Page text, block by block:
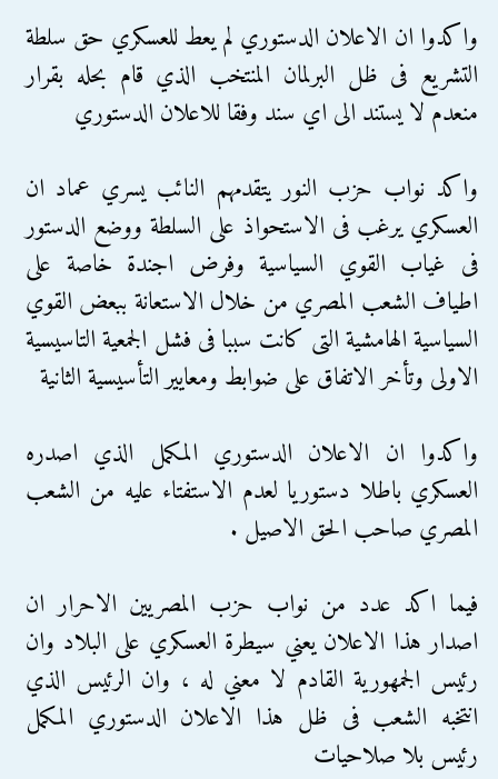
واكدوا ان الاعلان الدستوري لم يعط للعسكري حق سلطة
التشريع فى ظل البرلمان المنتخب الذي قام بحله بقرار
منعدم لا يستند الى اي سند وفقا للاعلان الدستوري
واكد نواب حزب النور يتقدمهم النائب يسري عماد ان
العسكري يرغب فى الاستحواذ على السلطة ووضع الدستور
فى غياب القوي السياسية وفرض اجندة خاصة على
اطياف الشعب المصري من خلال الاستعانة ببعض القوي
السياسية الهامشية التى كانت سببا فى فشل الجمعية التاسيسية
الاولى وتأخر الاتفاق على ضوابط ومعايير التأسيسية الثانية
واكدوا ان الاعلان الدستوري المكمل الذي اصدره
العسكري باطلا دستوريا لعدم الاستفتاء عليه من الشعب
المصري صاحب الحق الاصيل .
فيما اكد عدد من نواب حزب المصريين الاحرار ان
اصدار هذا الاعلان يعني سيطرة العسكري على البلاد وان
رئيس الجمهورية القادم لا معني له ، وان الرئيس الذي
انتخبه الشعب فى ظل هذا الاعلان الدستوري المكمل
رئيس بلا صلاحيات